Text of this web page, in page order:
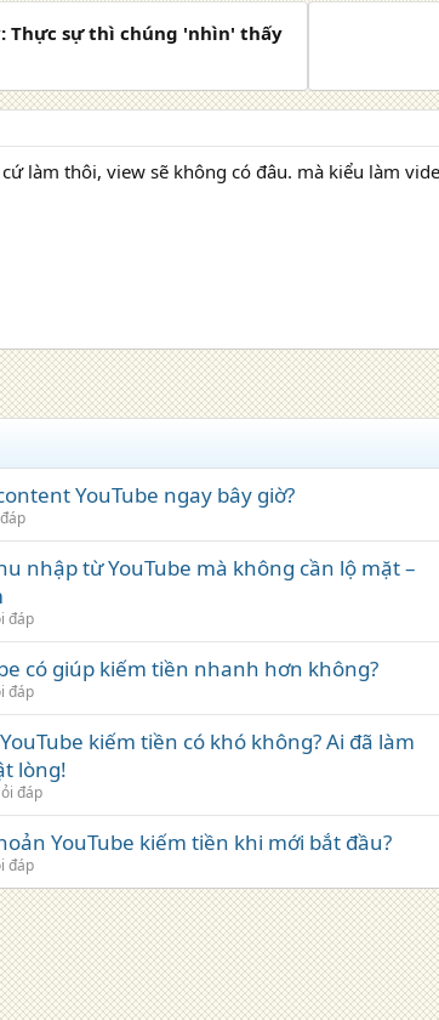
Thực sự thì chúng 'nhìn' thấy
làm thôi, view sẽ không có đâu. mà kiểu làm
YouTube ngay bây giờ?
nhập từ YouTube mà không cần lộ mặt –
đáp
có giúp kiếm tiền nhanh hơn không?
đáp
kiếm tiền có khó không? Ai đã làm
lòng!
đáp
YouTube kiếm tiền khi mới bắt đầu?
đáp